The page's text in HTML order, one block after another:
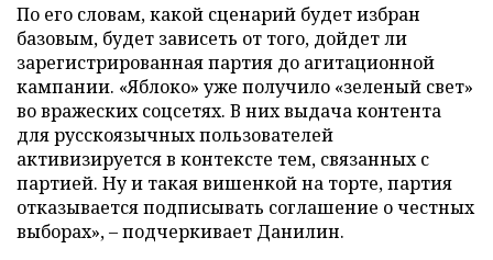
По его словам, какой сценарий будет избран
базовым, будет зависеть от того, дойдет ли
зарегистрированная партия до агитационной
кампании. «Яблоко» уже получило «зеленый свет»
во вражеских соцсетях. В них выдача контента
для русскоязычных пользователей
активизируется в контексте тем, связанных с
партией. Ну и такая вишенкой на торте, партия
отказывается подписывать соглашение о честных
выборах», – подчеркивает Данилин.